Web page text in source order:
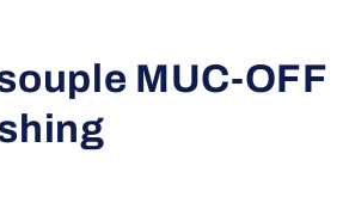
MUC-OFF